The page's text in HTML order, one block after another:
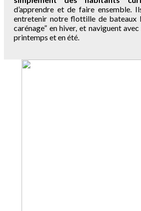
d’apprendre et de faire ensemble.
entretenir notre flottille de bateaux
carénage” en hiver, et naviguent
printemps et en été.